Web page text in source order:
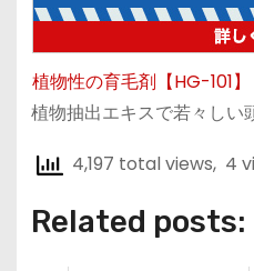
植物性の育毛剤【HG-101】
植物抽出エキスで若々しい
4,197 total views, 4
Related posts: